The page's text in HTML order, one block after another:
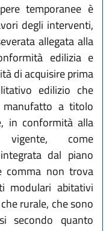
temporanee è
degli interventi,
allegata alla
edilizia e
di acquisire prima
edilizio che
a titolo
in conformità alla
vigente, come
dal piano
comma non trova
modulari abitativi
rurale, che sono
secondo quanto